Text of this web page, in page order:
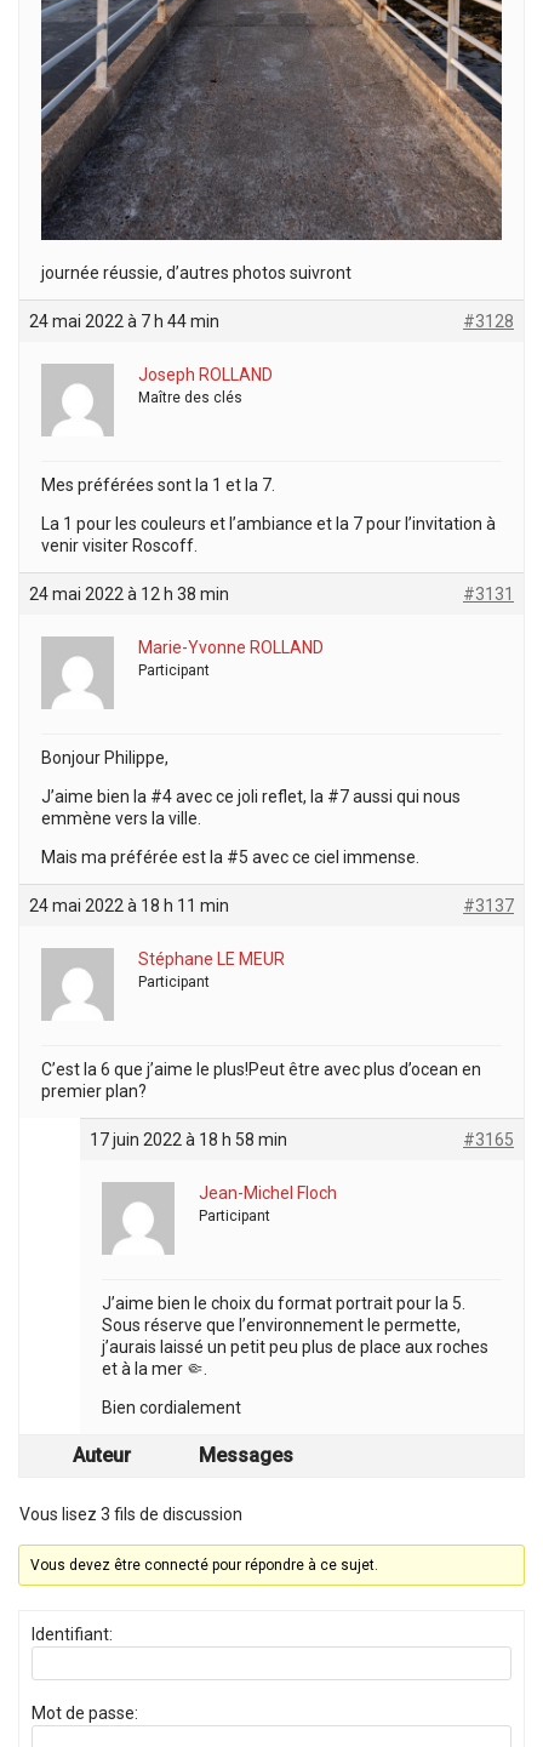
journée réussie, d’autres photos suivront
24 mai 2022 à 7 h 44 min #3128
Joseph ROLLAND
Maître des clés
Mes préférées sont la 1 et la 7.
La 1 pour les couleurs et l’ambiance et la 7 pour l’invitation à
venir visiter Roscoff.
24 mai 2022 à 12 h 38 min #3131
Marie-Yvonne ROLLAND
Participant
Bonjour Philippe,
J’aime bien la #4 avec ce joli reflet, la #7 aussi qui nous
emmène vers la ville.
Mais ma préférée est la #5 avec ce ciel immense.
24 mai 2022 à 18 h 11 min #3137
Stéphane LE MEUR
Participant
C’est la 6 que j’aime le plus!Peut être avec plus d’ocean en
premier plan?
17 juin 2022 à 18 h 58 min #3165
Jean-Michel Floch
Participant
J’aime bien le choix du format portrait pour la 5.
Sous réserve que l’environnement le permette,
j’aurais laissé un petit peu plus de place aux roches
et à la mer 🤏.
Bien cordialement
Auteur Messages
Vous lisez 3 fils de discussion
Vous devez être connecté pour répondre à ce sujet.
Identifiant:
Mot de passe: